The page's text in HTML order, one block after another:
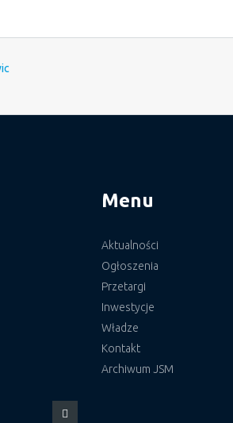
Menu
Aktualności
Ogłoszenia
Przetargi
Inwestycje
Władze
Kontakt
Archiwum JSM